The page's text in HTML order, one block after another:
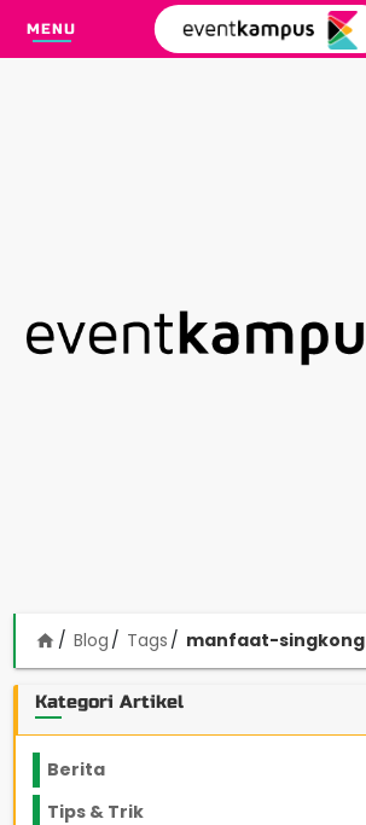
MENU
home Blog Tags manfaat-singkong
Kategori Artikel
Berita
Tips & Trik